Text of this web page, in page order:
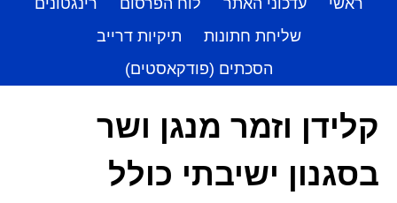
ראשי עדכוני האתר לוח הפרסום
רינגטונים
שליחת חתונות
תיקיות דרייב
הסכתים (פודקאסטים)
קלידן וזמר מנגן ושר
בסגנון ישיבתי כולל